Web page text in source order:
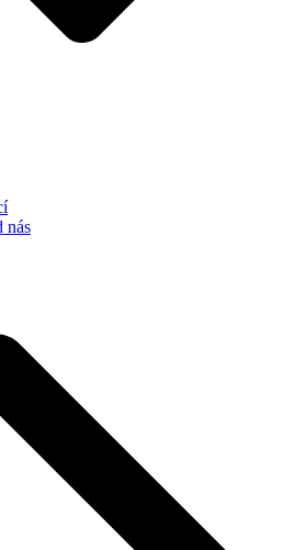
nás